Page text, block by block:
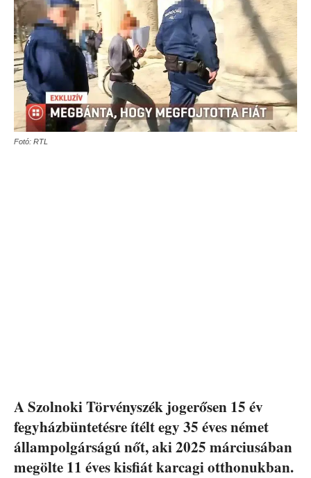
Fotó: RTL
A Szolnoki Törvényszék jogerősen 15 év
fegyházbüntetésre ítélt egy 35 éves német
állampolgárságú nőt, aki 2025 márciusában
megölte 11 éves kisfiát karcagi otthonukban.